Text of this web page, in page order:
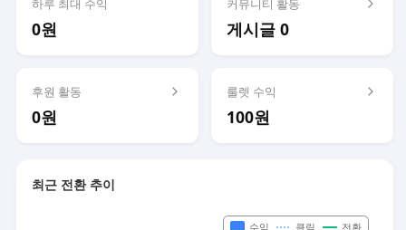
0원 게시글 0
후원 활동
0원
룰렛 수익
100원
최근 전환 추이